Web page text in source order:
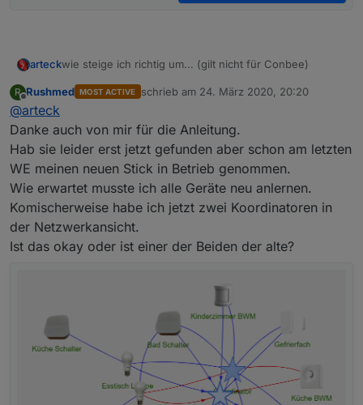
arteckwie steige ich richtig um... (gilt nicht für Conbee)
bei einem Umstieg von dem cc2531 auf irgendwas
angelernt werden..
aber die Datenpunkte bzw. Zigbee Adapter muss nicht
gelöscht werden.. so gehts
als erstes Sicherung anlegen
Zigbee Adapter Stopen
konsole auf und mit
die Dateien löschen
wir haben ja jetzt einen neuen Coordinator
und die Sendeleistung
R
Offline
Rushmed MOST ACTIVE schrieb am 24. März 2020, 20:20
zuletzt editiert von
@arteck
Danke auch von mir für die Anleitung.
Hab sie leider erst jetzt gefunden aber schon am letzten
WE meinen neuen Stick in Betrieb genommen.
Wie erwartet musste ich alle Geräte neu anlernen.
Komischerweise habe ich jetzt zwei Koordinatoren in
der Netzwerkansicht.
Ist das okay oder ist einer der Beiden der alte?